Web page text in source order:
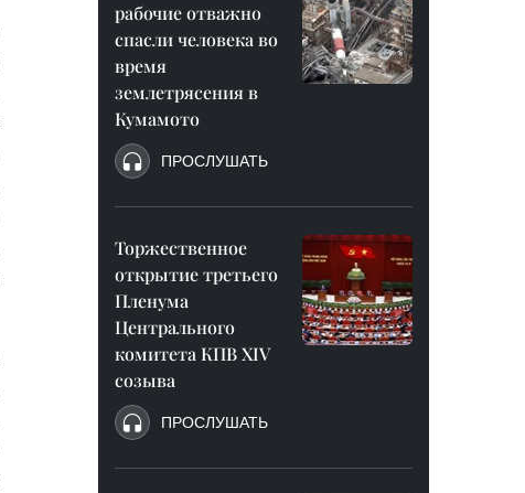
рабочие отважно
спасли человека во
время
землетрясения в
Кумамото
ПРОСЛУШАТЬ
Торжественное
открытие третьего
Пленума
Центрального
комитета КПВ XIV
созыва
ПРОСЛУШАТЬ